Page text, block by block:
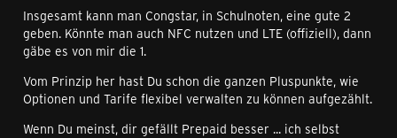
Insgesamt kann man Congstar, in Schulnoten, eine gute 2
geben. Könnte man auch NFC nutzen und LTE (offiziell), dann
gäbe es von mir die 1.
Vom Prinzip her hast Du schon die ganzen Pluspunkte, wie
Optionen und Tarife flexibel verwalten zu können aufgezählt.
Wenn Du meinst, dir gefällt Prepaid besser ... ich selbst